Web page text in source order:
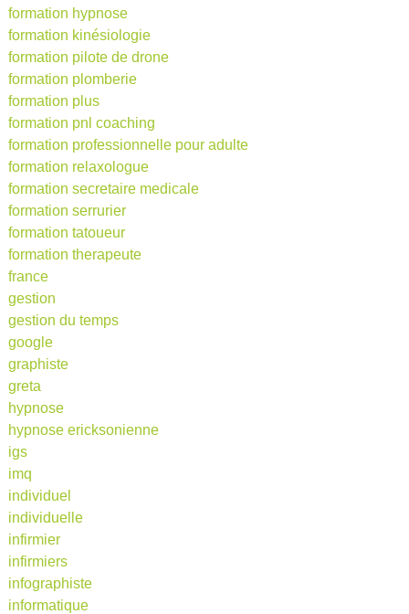
formation hypnose
formation kinésiologie
formation pilote de drone
formation plomberie
formation plus
formation pnl coaching
formation professionnelle pour adulte
formation relaxologue
formation secretaire medicale
formation serrurier
formation tatoueur
formation therapeute
france
gestion
gestion du temps
google
graphiste
greta
hypnose
hypnose ericksonienne
igs
imq
individuel
individuelle
infirmier
infirmiers
infographiste
informatique